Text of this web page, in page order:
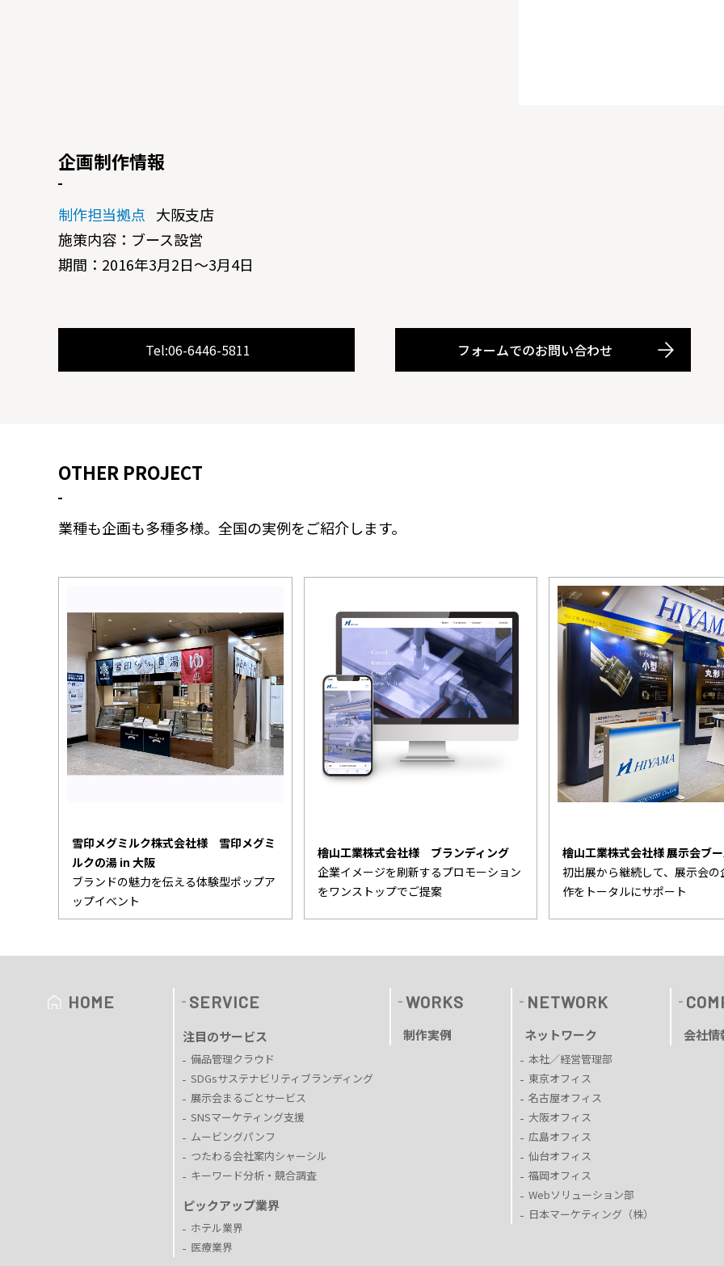
企画制作情報
制作担当拠点 大阪支店
施策内容：ブース設営
期間：2016年3月2日〜3月4日
Tel:06-6446-5811 フォームでのお問い合わせ
OTHER PROJECT
業種も企画も多種多様。全国の実例をご紹介します。
雪印メグミルク株式会社様 雪印メグミ
ルクの湯 in 大阪
ブランドの魅力を伝える体験型ポップア
ップイベント
檜山工業株式会社様 ブランディング
企業イメージを刷新するプロモーション
をワンストップでご提案
檜山工業株式会社様 展示会ブ
初出展から継続して、展示会の
作をトータルにサポート
HOME SERVICE
注目のサービス
備品管理クラウド
SDGsサステナビリティブランディング
展示会まるごとサービス
SNSマーケティング支援
ムービングパンフ
つたわる会社案内シャーシル
キーワード分析・競合調査
ピックアップ業界
ホテル業界
医療業界
WORKS
制作実例
NETWORK
ネットワーク
本社／経営管理部
東京オフィス
名古屋オフィス
大阪オフィス
広島オフィス
仙台オフィス
福岡オフィス
Webソリューション部
日本マーケティング（株）
会社情